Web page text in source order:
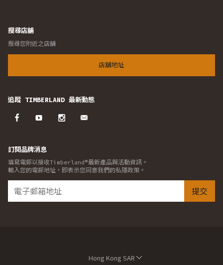
搜尋店舖
搜尋您附近之店舖
店舖地址
追蹤 TIMBERLAND 最新動態
訂閱品牌消息
填寫電郵以接收Timberland®最新產品與活動資訊。
輸入您的電郵地址，即表示您同意我們的私隱政策。
提交
Hong Kong SAR